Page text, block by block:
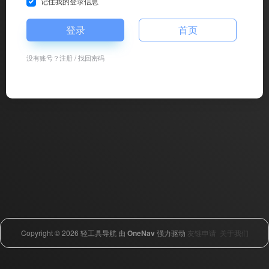
登录 首页
没有账号？注册/找回密码
Copyright © 2026 轻工具导航 由 OneNav强力驱动 友链申请 关于我们